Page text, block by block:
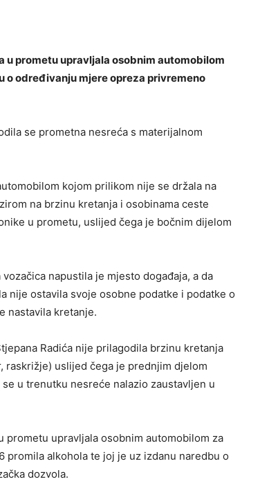
prometu upravljala osobnim automobilom
o određivanju mjere opreza privremeno
se prometna nesreća s materijalnom
kojom prilikom nije se držala na
na brzinu kretanja i osobinama ceste
u prometu, uslijed čega je bočnim dijelom
napustila je mjesto događaja, a da
nije ostavila svoje osobne podatke i podatke o
nastavila kretanje.
Radića nije prilagodila brzinu kretanja
raskrižje) uslijed čega je prednjim djelom
u trenutku nesreće nalazio zaustavljen u
prometu upravljala osobnim automobilom za
alkohola te joj je uz izdanu naredbu o
dozvola.